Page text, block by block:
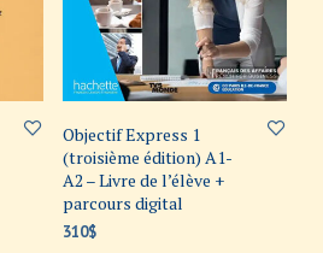
Objectif Express 1
(troisième édition) A1-
A2 – Livre de l’élève +
parcours digital
310$